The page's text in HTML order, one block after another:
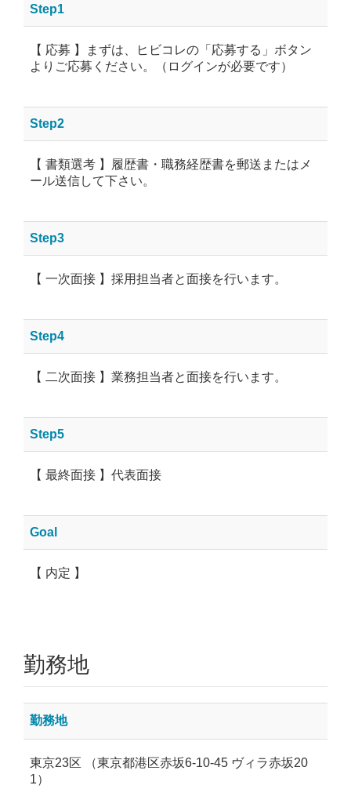
Step1
【 応募 】まずは、ヒビコレの「応募する」ボタン
よりご応募ください。（ログインが必要です）
Step2
【 書類選考 】履歴書・職務経歴書を郵送またはメ
ール送信して下さい。
Step3
【 一次面接 】採用担当者と面接を行います。
Step4
【 二次面接 】業務担当者と面接を行います。
Step5
【 最終面接 】代表面接
Goal
【 内定 】
勤務地
勤務地
東京23区 （東京都港区赤坂6-10-45 ヴィラ赤坂20
1）